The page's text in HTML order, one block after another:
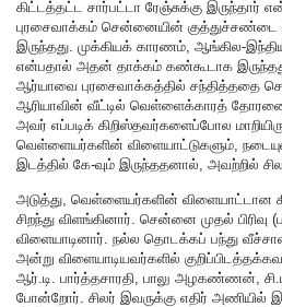
கிட்டத்தட்ட சார்பட்டா ரேஞ்சுக்கு
புரசைவாக்கம் சென்னையின்
இருந்தது. முக்கியக் காரணம், ஆங்கில-
என்பதால் அதன் தாக்கம் கண்கூடாக இருந்தது.
ஆர்யாவை புரசைவாக்கத்தில் சந்தித்ததை
ஆரியாவின் வீட்டில் வெள்ளைக்காரத்
அவர் எப்படிக் கிறிஸ்தவர்களைப்போல
வெள்ளையர்களின் விளையாட்டுகளும்,
இடத்தில் கே-வும் இருந்ததனால், அவற்றில்
அடுத்து, வெள்ளையர்களின் விளையாட்டான
சிறந்து விளங்கினார். சென்னை முதல் பிரிவு
விளையாடினார். நல்ல தொடக்கப் பந்து
அன்று விளையாடியவர்களில்
ஆர்.டி. பார்த்தசாரதி, பாலு அழகண்ணன்,
போன்றோர். சிலர் இவருக்கு எதிர் அணியில்